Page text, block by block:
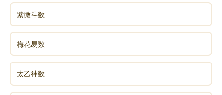
不慎损坏，不应随意丢弃，而应及时进行修复；对于一
些无法修复的黄金物品，也可选择将其熔铸重新加工。
通过这种方式，延续黄金所承载的积极能量，确保其为
生活带来的福气和好运得以持续。
黄金和黄铜的简单鉴别
紫微斗数
梅花易数
太乙神数